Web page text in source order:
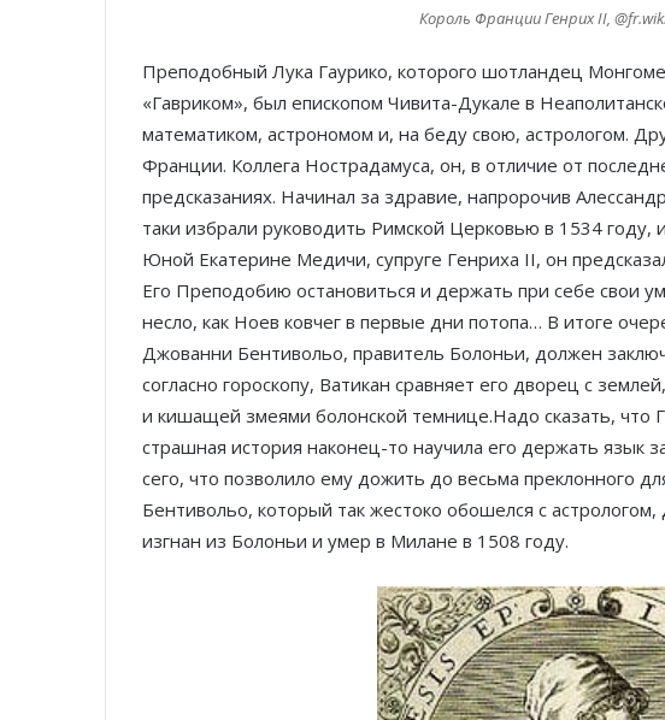
Король Франции Генрих II,
Преподобный Лука Гаурико, которого шотландец
«Гавриком», был епископом Чивита-Дукале в
математиком, астрономом и, на беду свою, астрологом.
Франции. Коллега Нострадамуса, он, в отличие от
предсказаниях. Начинал за здравие, напророчив
таки избрали руководить Римской Церковью в 1534 году,
Юной Екатерине Медичи, супруге Генриха II, он
Его Преподобию остановиться и держать при себе свои
несло, как Ноев ковчег в первые дни потопа… В итоге
Джованни Бентивольо, правитель Болоньи, должен
согласно гороскопу, Ватикан сравняет его дворец с
и кишащей змеями болонской темнице.Надо сказать, что
страшная история наконец-то научила его держать язык
сего, что позволило ему дожить до весьма преклонного
Бентивольо, который так жестоко обошелся с
изгнан из Болоньи и умер в Милане в 1508 году.